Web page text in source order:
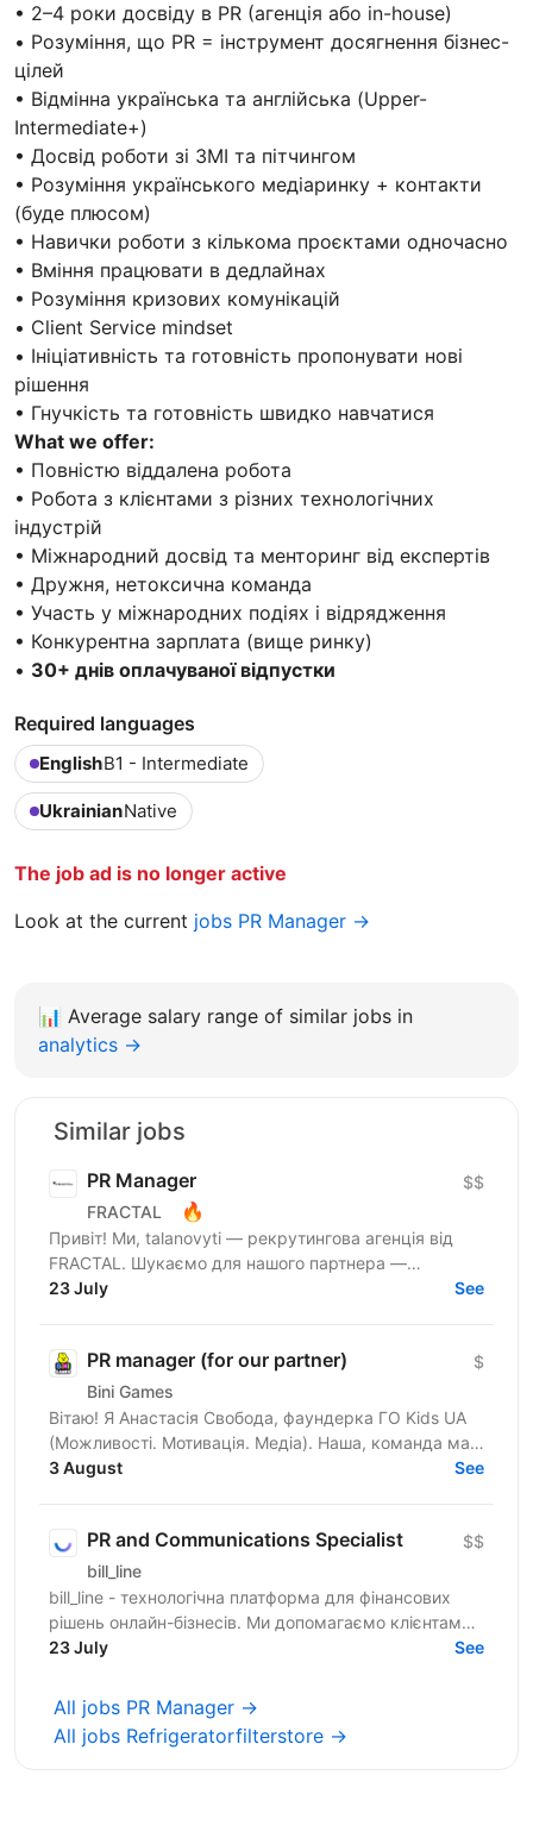
• 2–4 роки досвіду в PR (агенція або in-house)
• Розуміння, що PR = інструмент досягнення бізнес-
цілей
• Відмінна українська та англійська (Upper-
Intermediate+)
• Досвід роботи зі ЗМІ та пітчингом
• Розуміння українського медіаринку + контакти
(буде плюсом)
• Навички роботи з кількома проєктами одночасно
• Вміння працювати в дедлайнах
• Розуміння кризових комунікацій
• Client Service mindset
• Ініціативність та готовність пропонувати нові
рішення
• Гнучкість та готовність швидко навчатися
What we offer:
• Повністю віддалена робота
• Робота з клієнтами з різних технологічних
індустрій
• Міжнародний досвід та менторинг від експертів
• Дружня, нетоксична команда
• Участь у міжнародних подіях і відрядження
• Конкурентна зарплата (вище ринку)
• 30+ днів оплачуваної відпустки
Required languages
EnglishB1 - Intermediate
UkrainianNative
The job ad is no longer active
Look at the current jobs PR Manager →
📊 Average salary range of similar jobs in
analytics →
Similar jobs
PR Manager
FRACTAL 🔥
$$
Привіт! Ми, talanovyti — рекрутингова агенція від
FRACTAL. Шукаємо для нашого партнера —
найбільшої інвестспільноти України, УкрІнвестКлубу
23 July See
PR manager (for our partner)
Bini Games
$
Вітаю! Я Анастасія Свобода, фаундерка ГО Kids UA
(Можливості. Мотивація. Медіа). Наша, команда має
10-річний досвід у сфері дитячої інформальної
3 August See
PR and Communications Specialist
bill_line
$$
bill_line - технологічна платформа для фінансових
рішень онлайн-бізнесів. Ми допомагаємо клієнтам
спрощувати складні фінансові процеси, щоб
23 July See
All jobs PR Manager →
All jobs Refrigeratorfilterstore →